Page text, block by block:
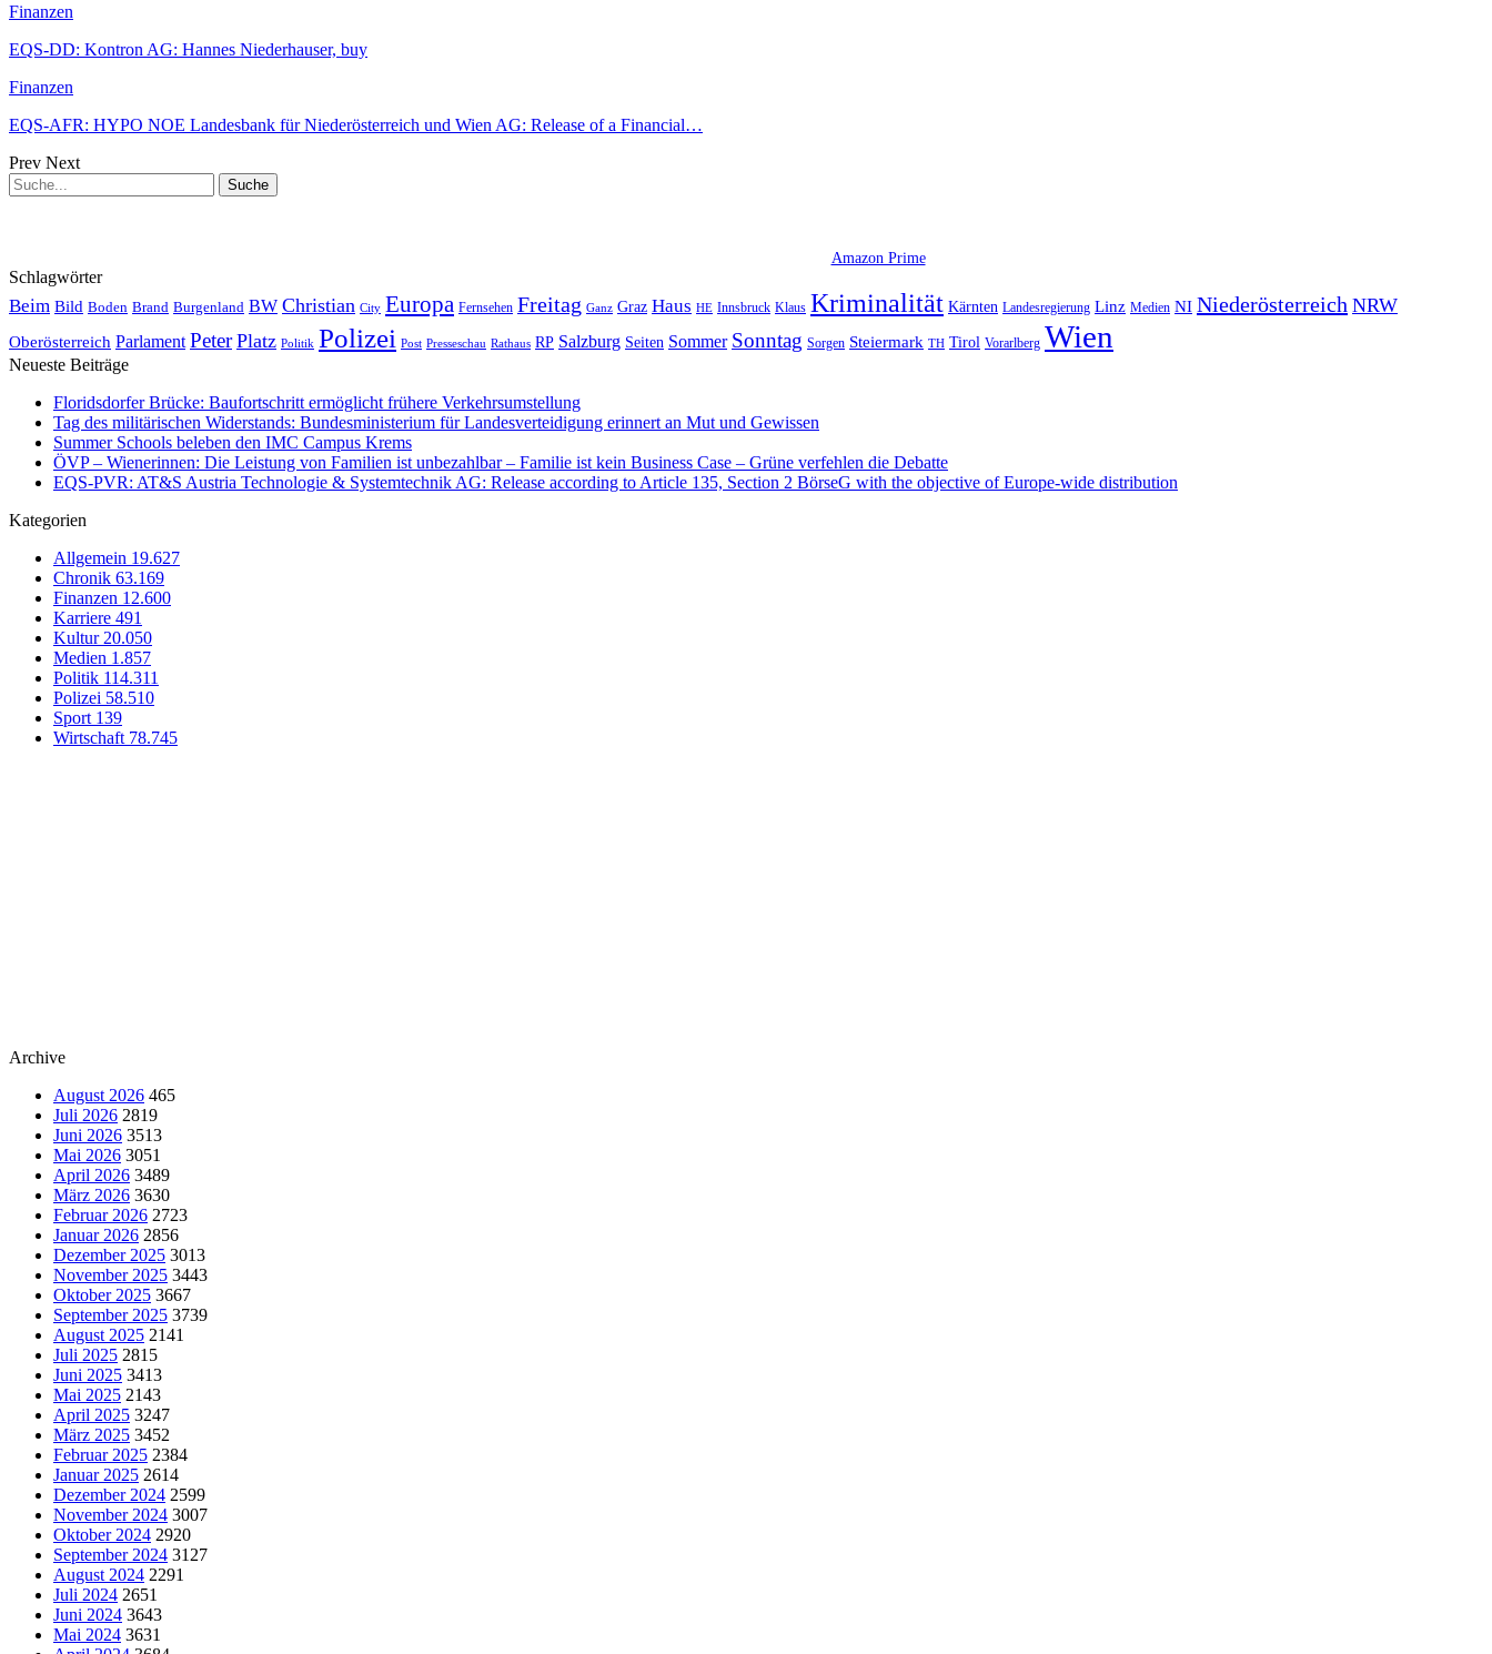
Finanzen
EQS-DD: Kontron AG: Hannes Niederhauser, buy
Finanzen
EQS-AFR: HYPO NOE Landesbank für Niederösterreich und Wien AG: Release of a Financial…
Prev Next
Amazon Prime
Schlagwörter
Beim Bild Boden Brand Burgenland BW Christian City Europa Fernsehen Freitag Ganz Graz Haus HE Innsbruck Klaus Kriminalität Kärnten Landesregierung Linz Medien NI Niederösterreich NRW
Oberösterreich Parlament Peter Platz Politik Polizei Post Presseschau Rathaus RP Salzburg Seiten Sommer Sonntag Sorgen Steiermark TH Tirol Vorarlberg Wien
Neueste Beiträge
Floridsdorfer Brücke: Baufortschritt ermöglicht frühere Verkehrsumstellung
Tag des militärischen Widerstands: Bundesministerium für Landesverteidigung erinnert an Mut und Gewissen
Summer Schools beleben den IMC Campus Krems
ÖVP – Wienerinnen: Die Leistung von Familien ist unbezahlbar – Familie ist kein Business Case – Grüne verfehlen die Debatte
EQS-PVR: AT&S Austria Technologie & Systemtechnik AG: Release according to Article 135, Section 2 BörseG with the objective of Europe-wide distribution
Kategorien
Allgemein 19.627
Chronik 63.169
Finanzen 12.600
Karriere 491
Kultur 20.050
Medien 1.857
Politik 114.311
Polizei 58.510
Sport 139
Wirtschaft 78.745
Archive
August 2026 465
Juli 2026 2819
Juni 2026 3513
Mai 2026 3051
April 2026 3489
März 2026 3630
Februar 2026 2723
Januar 2026 2856
Dezember 2025 3013
November 2025 3443
Oktober 2025 3667
September 2025 3739
August 2025 2141
Juli 2025 2815
Juni 2025 3413
Mai 2025 2143
April 2025 3247
März 2025 3452
Februar 2025 2384
Januar 2025 2614
Dezember 2024 2599
November 2024 3007
Oktober 2024 2920
September 2024 3127
August 2024 2291
Juli 2024 2651
Juni 2024 3643
Mai 2024 3631